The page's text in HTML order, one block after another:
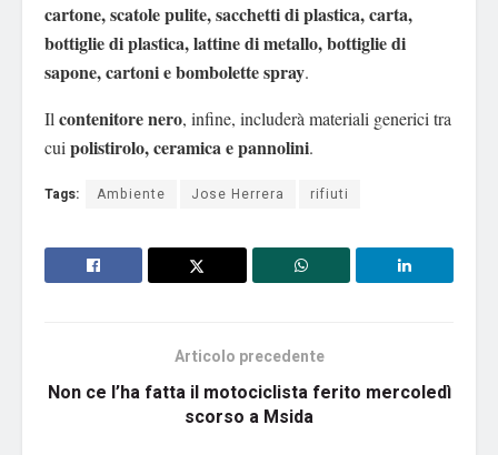
cartone, scatole pulite, sacchetti di plastica, carta,
bottiglie di plastica, lattine di metallo, bottiglie di
sapone, cartoni e bombolette spray.
Il contenitore nero, infine, includerà materiali generici tra
cui polistirolo, ceramica e pannolini.
Tags: Ambiente Jose Herrera rifiuti
Articolo precedente
Non ce l’ha fatta il motociclista ferito mercoledì
scorso a Msida